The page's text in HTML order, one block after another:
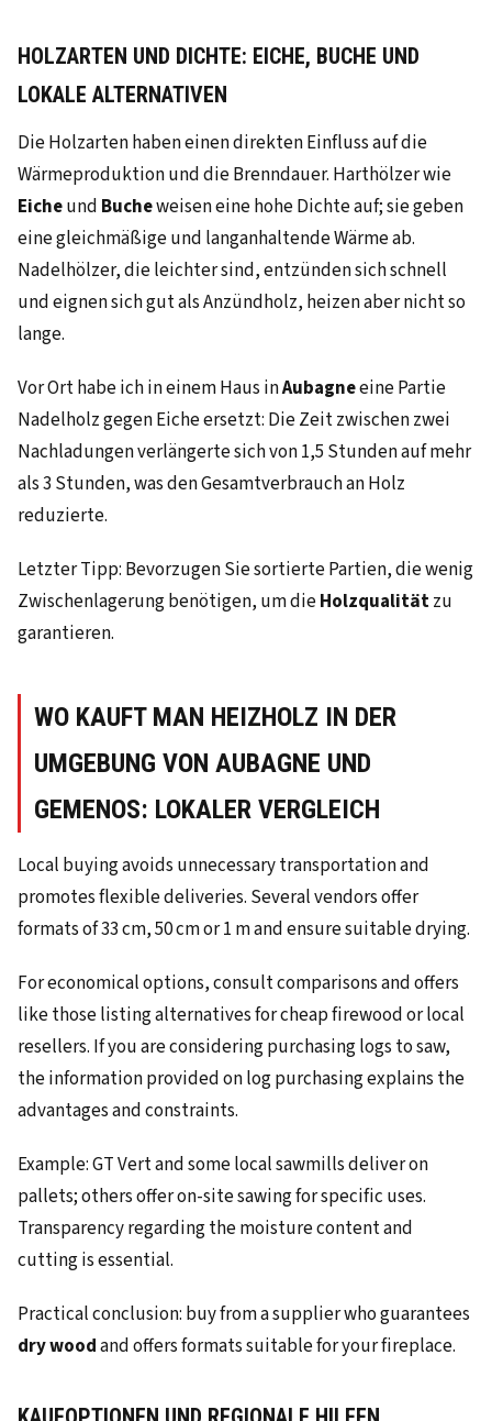
HOLZARTEN UND DICHTE: EICHE, BUCHE UND
LOKALE ALTERNATIVEN
Die Holzarten haben einen direkten Einfluss auf die
Wärmeproduktion und die Brenndauer. Harthölzer wie
Eicheund Bucheweisen eine hohe Dichte auf; sie geben
eine gleichmäßige und langanhaltende Wärme ab.
Nadelhölzer, die leichter sind, entzünden sich schnell
und eignen sich gut als Anzündholz, heizen aber nicht so
lange.
Vor Ort habe ich in einem Haus inAubagneeine Partie
Nadelholz gegen Eiche ersetzt: Die Zeit zwischen zwei
Nachladungen verlängerte sich von 1,5 Stunden auf mehr
als 3 Stunden, was den Gesamtverbrauch an Holz
reduzierte.
Letzter Tipp: Bevorzugen Sie sortierte Partien, die wenig
Zwischenlagerung benötigen, um dieHolzqualitätzu
garantieren.
WO KAUFT MAN HEIZHOLZ IN DER
UMGEBUNG VON AUBAGNE UND
GEMENOS: LOKALER VERGLEICH
Local buying avoids unnecessary transportation and
promotes flexible deliveries. Several vendors offer
formats of 33 cm, 50 cm or 1 m and ensure suitable drying.
For economical options, consult comparisons and offers
like those listing alternatives for cheap firewood or local
resellers. If you are considering purchasing logs to saw,
the information provided on log purchasing explains the
advantages and constraints.
Example: GT Vert and some local sawmills deliver on
pallets; others offer on-site sawing for specific uses.
Transparency regarding the moisture content and
cutting is essential.
Practical conclusion: buy from a supplier who guarantees
dry woodand offers formats suitable for your fireplace.